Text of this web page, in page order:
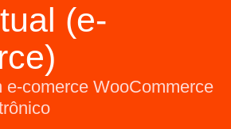
(e-
e-comerce WooCommerce